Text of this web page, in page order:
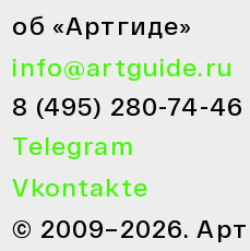
об «Артгиде»
info@artguide.ru
8 (495) 280-74-46
© 2009–2026.
Telegram
Vkontakte